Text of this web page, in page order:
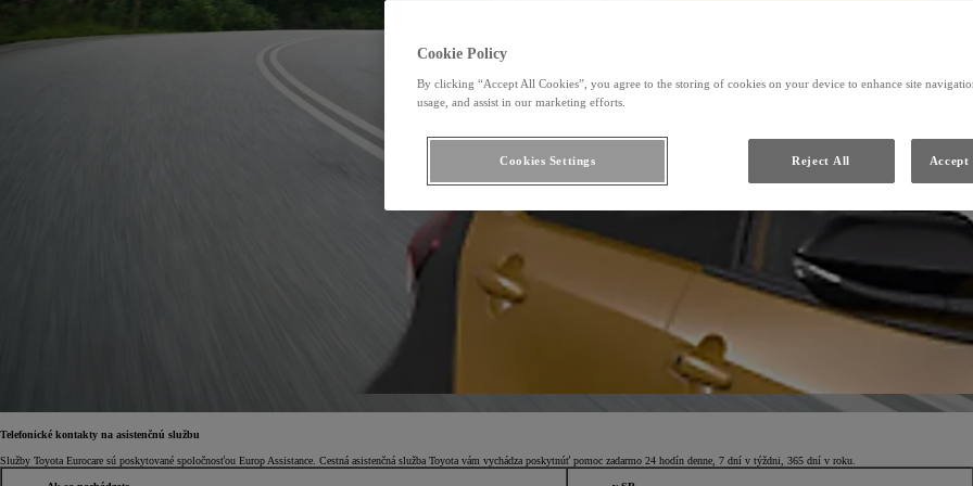
Telefonické kontakty na asistenčnú službu
Služby Toyota Eurocare sú poskytované spoločnosťou Europ Assistance. Cestná asistenčná služba Toyota vám vychádza poskytnúť pomoc zadarmo 24 hodín denne, 7 dní v týždni, 365 dní v roku.
Cookie Policy
By clicking “Accept All Cookies”, you agree to the storing of cookies on your device to enhance site
usage, and assist in our marketing efforts.
Reject All Accept
Cookies Settings